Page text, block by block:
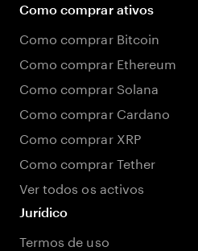
Como comprar ativos
Como comprar Bitcoin
Como comprar Ethereum
Como comprar Solana
Como comprar Cardano
Como comprar XRP
Como comprar Tether
Ver todos os activos
Jurídico
Termos de uso